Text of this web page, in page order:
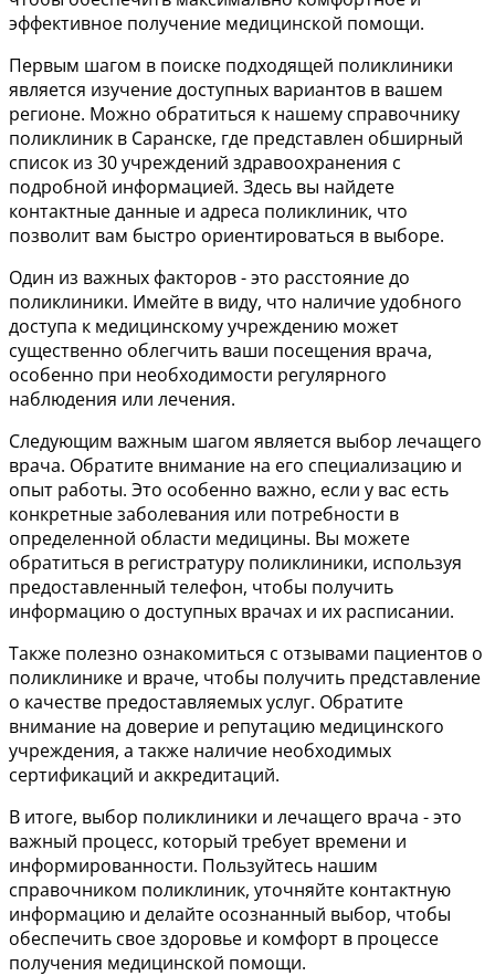
эффективное получение медицинской помощи.
Первым шагом в поиске подходящей поликлиники
является изучение доступных вариантов в вашем
регионе. Можно обратиться к нашему справочнику
поликлиник в Саранске, где представлен обширный
список из 30 учреждений здравоохранения с
подробной информацией. Здесь вы найдете
контактные данные и адреса поликлиник, что
позволит вам быстро ориентироваться в выборе.
Один из важных факторов - это расстояние до
поликлиники. Имейте в виду, что наличие удобного
доступа к медицинскому учреждению может
существенно облегчить ваши посещения врача,
особенно при необходимости регулярного
наблюдения или лечения.
Следующим важным шагом является выбор лечащего
врача. Обратите внимание на его специализацию и
опыт работы. Это особенно важно, если у вас есть
конкретные заболевания или потребности в
определенной области медицины. Вы можете
обратиться в регистратуру поликлиники, используя
предоставленный телефон, чтобы получить
информацию о доступных врачах и их расписании.
Также полезно ознакомиться с отзывами пациентов о
поликлинике и враче, чтобы получить представление
о качестве предоставляемых услуг. Обратите
внимание на доверие и репутацию медицинского
учреждения, а также наличие необходимых
сертификаций и аккредитаций.
В итоге, выбор поликлиники и лечащего врача - это
важный процесс, который требует времени и
информированности. Пользуйтесь нашим
справочником поликлиник, уточняйте контактную
информацию и делайте осознанный выбор, чтобы
обеспечить свое здоровье и комфорт в процессе
получения медицинской помощи.